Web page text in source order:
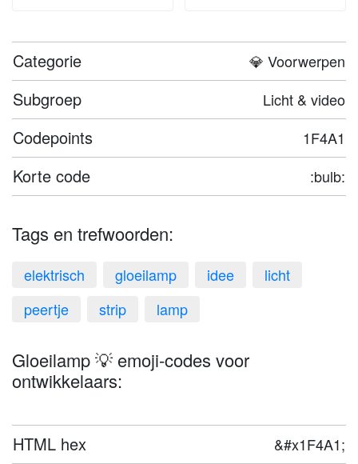
Categorie 💎 Voorwerpen
Subgroep Licht & video
Codepoints 1F4A1
Korte code :bulb:
Tags en trefwoorden:
elektrisch gloeilamp idee
licht
peertje
strip lamp
Gloeilamp 💡 emoji-codes voor
ontwikkelaars:
HTML hex &#x1F4A1;